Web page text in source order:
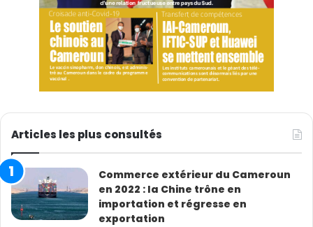
supplémentaire à cet exercice. On pourra donc avoir
une Chine, moteur des échanges économiques et
commerciaux dans la côte ouest-africaine.
Gérard Njoya
Articles les plus consultés
Commerce extérieur du Cameroun
en 2022 : la Chine trône en
importation et régresse en
exportation